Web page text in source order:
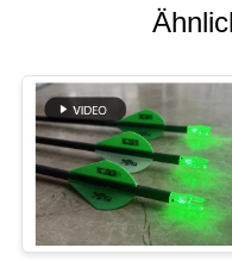
SITEMAP